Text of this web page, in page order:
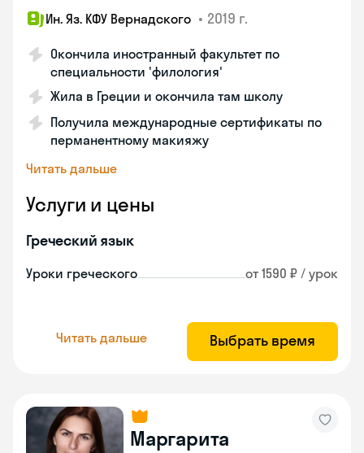
Ин. Яз. КФУ Вернадского • 2019 г.
Окончила иностранный факультет по
специальности 'филология'
Жила в Греции и окончила там школу
Получила международные сертификаты по
перманентному макияжу
Читать дальше
Услуги и цены
Греческий язык
Уроки греческого от 1590 ₽ / урок
Читать дальше Выбрать время
Маргарита